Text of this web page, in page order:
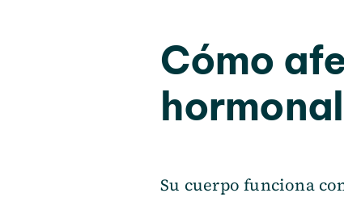
Cómo
hormonal
Su cuerpo funciona